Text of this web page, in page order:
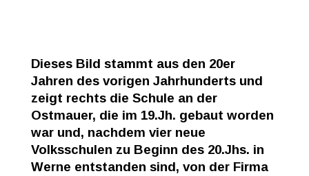
Dieses Bild stammt aus den 20er
Jahren des vorigen Jahrhunderts und
zeigt rechts die Schule an der
Ostmauer, die im 19.Jh. gebaut worden
war und, nachdem vier neue
Volksschulen zu Beginn des 20.Jhs. in
Werne entstanden sind, von der Firma